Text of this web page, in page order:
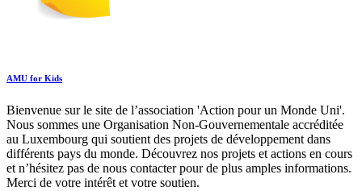
AMU for Kids
Bienvenue sur le site de l’association 'Action pour un Monde Uni'.
Nous sommes une Organisation Non-Gouvernementale accréditée
au Luxembourg qui soutient des projets de développement dans
différents pays du monde. Découvrez nos projets et actions en cours
et n’hésitez pas de nous contacter pour de plus amples informations.
Merci de votre intérêt et votre soutien.